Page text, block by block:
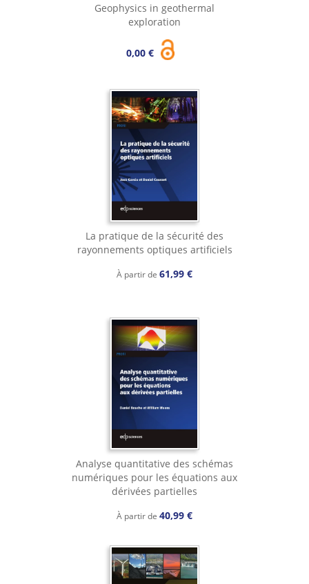
Geophysics in geothermal
exploration
0,00 €
La pratique de la sécurité des
rayonnements optiques artificiels
À partir de 61,99 €
Analyse quantitative des schémas
numériques pour les équations aux
dérivées partielles
À partir de 40,99 €